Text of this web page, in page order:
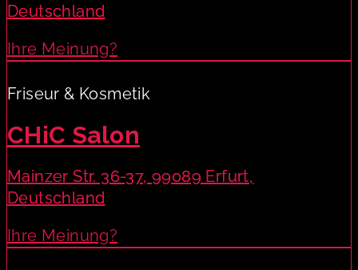
Deutschland
Ihre Meinung?
Friseur & Kosmetik
CHiC Salon
Mainzer Str. 36-37, 99089 Erfurt,
Deutschland
Ihre Meinung?